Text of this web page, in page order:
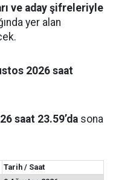
ve aday şifreleriyle
yer alan
2026 saat
saat 23.59’da sona
Tarih / Saat